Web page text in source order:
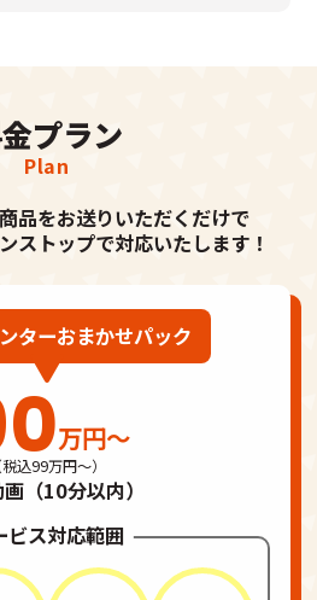
プラン
Plan
品をお送りいただくだけで
ストップで対応いたします！
ターおまかせパック
万円～
税込99万円～）
（10分以内）
ビス対応範囲